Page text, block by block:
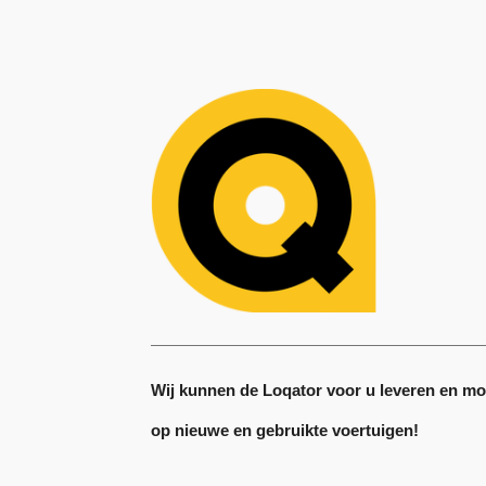
Wij kunnen de Loqator voor u leveren en
op nieuwe en gebruikte voertuigen!